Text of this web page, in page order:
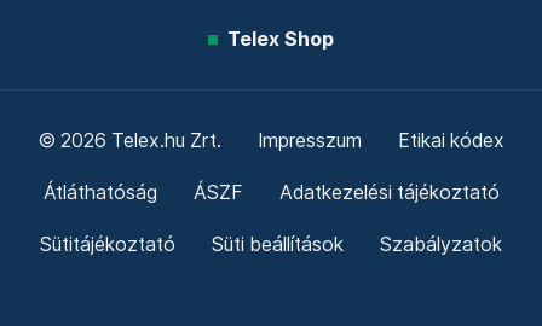
Telex Shop
© 2026 Telex.hu Zrt. Impresszum Etikai kódex
Átláthatóság ÁSZF Adatkezelési tájékoztató
Sütitájékoztató Süti beállítások Szabályzatok